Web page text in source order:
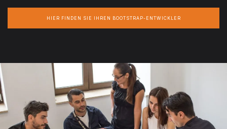
HIER FINDEN SIE IHREN BOOTSTRAP-ENTWICKLER